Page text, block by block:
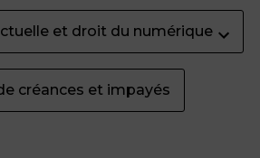
et droit du numérique
créances et impayés